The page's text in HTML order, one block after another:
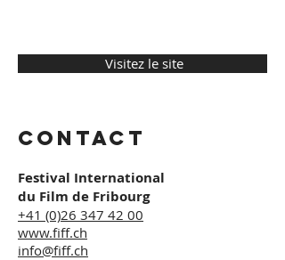
​ Visitez le site
Contact
Festival International
du Film de Fribourg
+41 (0)26 347 42 00
www.fiff.ch
info@fiff.ch